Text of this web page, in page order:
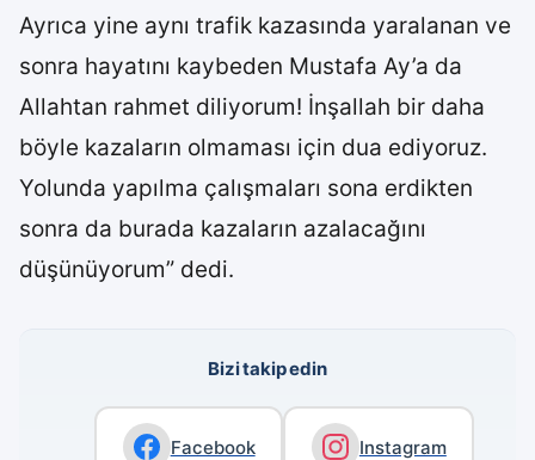
Ayrıca yine aynı trafik kazasında yaralanan ve
sonra hayatını kaybeden Mustafa Ay’a da
Allahtan rahmet diliyorum! İnşallah bir daha
böyle kazaların olmaması için dua ediyoruz.
Yolunda yapılma çalışmaları sona erdikten
sonra da burada kazaların azalacağını
düşünüyorum” dedi.
Bizi takip edin
Facebook Instagram